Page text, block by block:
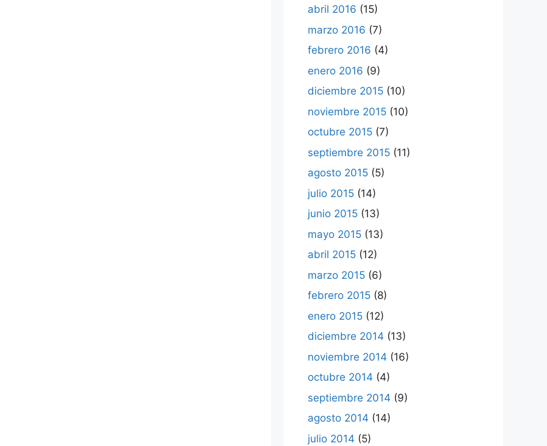
abril 2016 (15)
marzo 2016 (7)
febrero 2016 (4)
enero 2016 (9)
diciembre 2015 (10)
noviembre 2015 (10)
octubre 2015 (7)
septiembre 2015 (11)
agosto 2015 (5)
julio 2015 (14)
junio 2015 (13)
mayo 2015 (13)
abril 2015 (12)
marzo 2015 (6)
febrero 2015 (8)
enero 2015 (12)
diciembre 2014 (13)
noviembre 2014 (16)
octubre 2014 (4)
septiembre 2014 (9)
agosto 2014 (14)
julio 2014 (5)